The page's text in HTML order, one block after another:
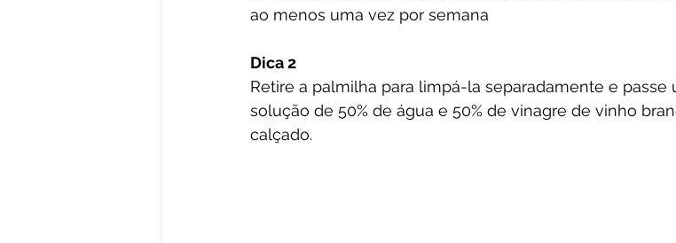
ao menos uma vez por semana
Dica 2
Retire a palmilha para limpá-la separadamente e
solução de 50% de água e 50% de vinagre de vinho
calçado.